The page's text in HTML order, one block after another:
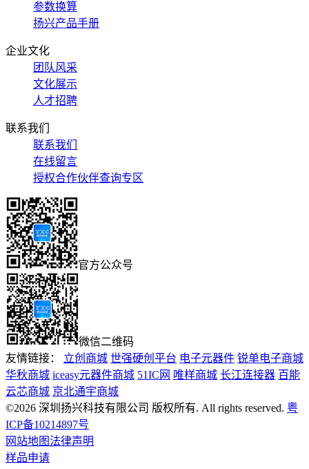
参数换算
扬兴产品手册
企业文化
团队风采
文化展示
人才招聘
联系我们
联系我们
在线留言
授权合作伙伴查询专区
官方公众号
微信二维码
友情链接： 立创商城 世强硬创平台 电子元器件 锐单电子商城
华秋商城 iceasy元器件商城 51IC网 唯样商城 长江连接器 百能
云芯商城 京北通宇商城
©2026 深圳扬兴科技有限公司 版权所有. All rights reserved. 粤
ICP备10214897号
网站地图法律声明
样品申请